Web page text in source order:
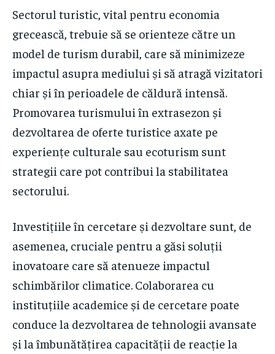
Sectorul turistic, vital pentru economia
grecească, trebuie să se orienteze către un
model de turism durabil, care să minimizeze
impactul asupra mediului și să atragă vizitatori
chiar și în perioadele de căldură intensă.
Promovarea turismului în extrasezon și
dezvoltarea de oferte turistice axate pe
experiențe culturale sau ecoturism sunt
strategii care pot contribui la stabilitatea
sectorului.
Investițiile în cercetare și dezvoltare sunt, de
asemenea, cruciale pentru a găsi soluții
inovatoare care să atenueze impactul
schimbărilor climatice. Colaborarea cu
instituțiile academice și de cercetare poate
conduce la dezvoltarea de tehnologii avansate
și la îmbunătățirea capacității de reacție la